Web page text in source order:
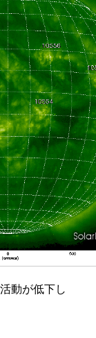
動が低下し